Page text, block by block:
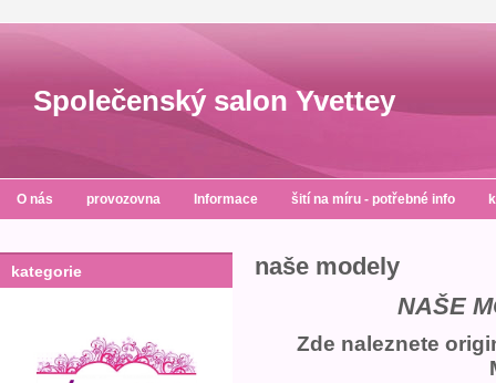
Společenský salon Yvettey
O nás provozovna Informace šití na míru - potřebné info
kategorie
naše modely
NAŠE
Zde naleznete